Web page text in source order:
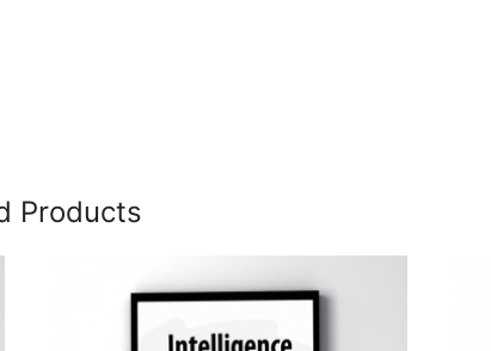
Products